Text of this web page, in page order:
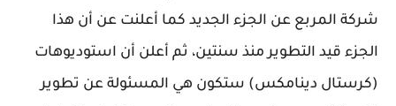
شركة المربع عن الجزء الجديد كما أعلنت عن أن هذا
الجزء قيد التطوير منذ سنتين، ثم أعلن أن استوديوهات
(كرستال دينامكس) ستكون هي المسئولة عن تطوير